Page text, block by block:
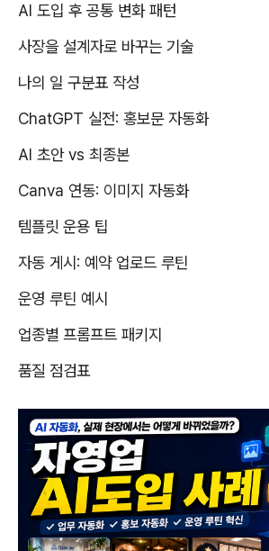
AI 도입 후 공통 변화 패턴
사장을 설계자로 바꾸는 기술
나의 일 구분표 작성
ChatGPT 실전: 홍보문 자동화
AI 초안vs 최종본
Canva 연동: 이미지 자동화
템플릿 운용 팁
자동 게시 : 예약 업로드 루틴
운영 루틴 예시
업종별 프롬프트 패키지
품질 점검표